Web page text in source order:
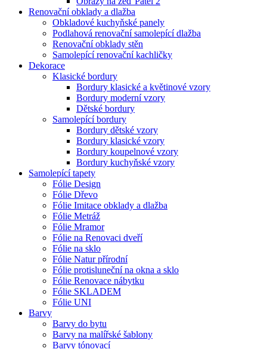
Renovační obklady a dlažba
Obkladové kuchyňské panely
Podlahová renovační samolepící dlažba
Renovační obklady stěn
Samolepící renovační kachličky
Dekorace
Klasické bordury
Bordury klasické a květinové vzory
Bordury moderní vzory
Dětské bordury
Samolepící bordury
Bordury dětské vzory
Bordury klasické vzory
Bordury koupelnové vzory
Bordury kuchyňské vzory
Samolepící tapety
Fólie Design
Fólie Dřevo
Fólie Imitace obklady a dlažba
Fólie Metráž
Fólie Mramor
Fólie na Renovaci dveří
Fólie na sklo
Fólie Natur přírodní
Fólie protisluneční na okna a sklo
Fólie Renovace nábytku
Fólie SKLADEM
Fólie UNI
Barvy
Barvy do bytu
Barvy na malířské šablony
Barvy tónovací